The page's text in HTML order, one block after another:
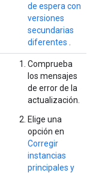
de espera con
versiones
secundarias
diferentes
Comprueba
los mensajes
de error de la
actualización.
Elige una
opción en
Corregir
instancias
principales y